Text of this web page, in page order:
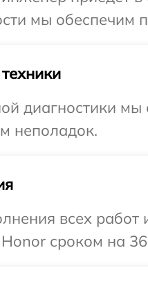
мы обеспечим
диагностики мы
неполадок.
всех
Honor сроком на